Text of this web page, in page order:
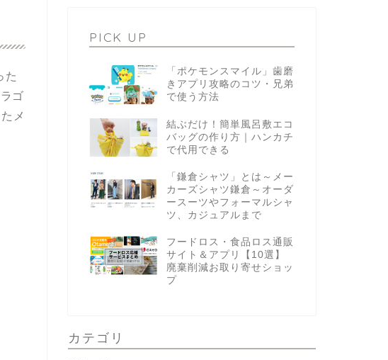
た
ゴ
メ
PICK UP
「ポケモンスマイル」歯磨
きアプリ攻略のコツ・兄弟
で使う方法
結ぶだけ！簡単風呂敷エコ
バッグの作り方｜ハンカチ
で代用できる
「鎌倉シャツ」とは～メー
カーズシャツ鎌倉～オーダ
ースーツやフォーマルシャ
ツ、カジュアルまで
フードロス・食品ロス通販
サイト＆アプリ【10選】
廃棄削減お取り寄せショッ
プ
カテゴリ